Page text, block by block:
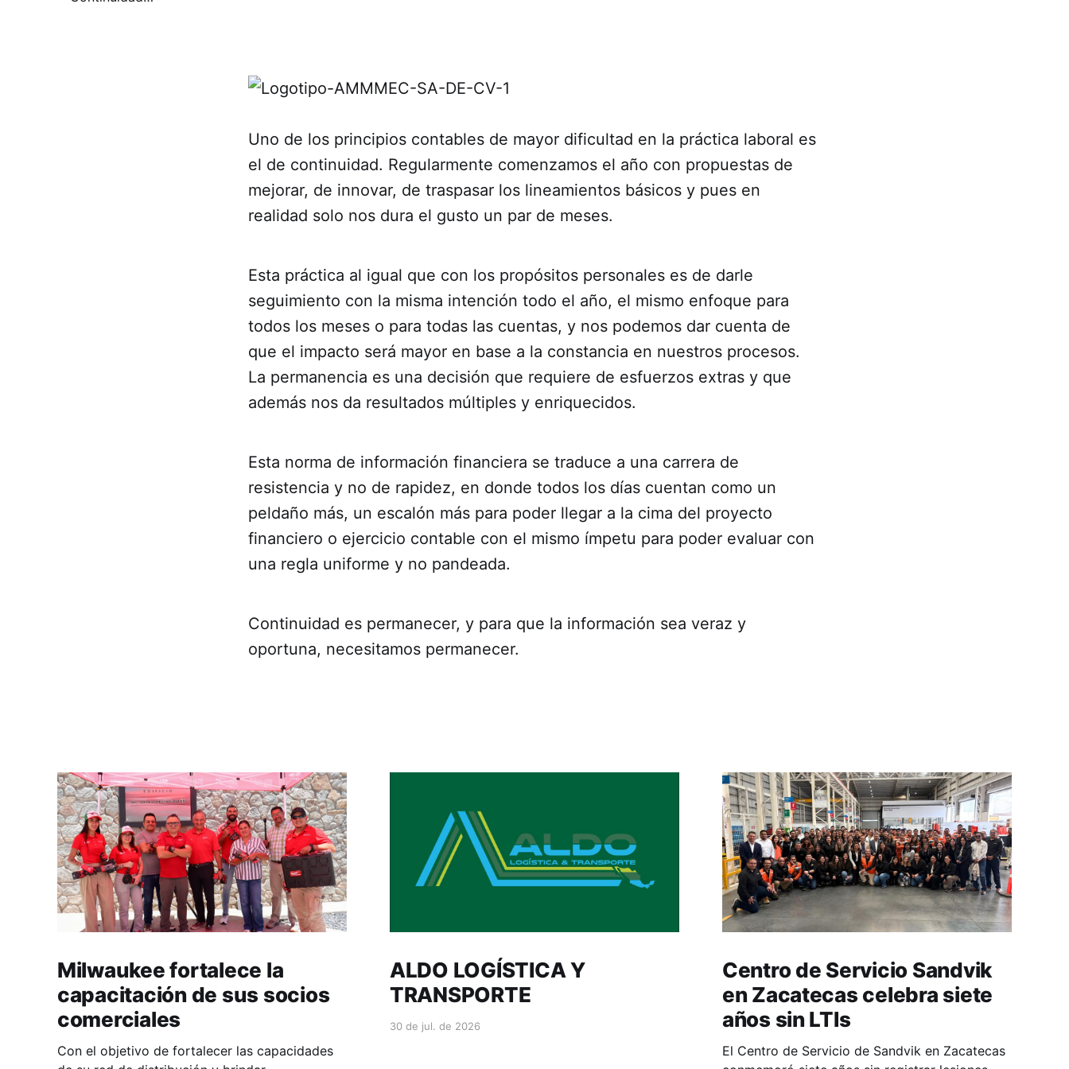
Uno de los principios contables de mayor dificultad en la práctica laboral es
el de continuidad. Regularmente comenzamos el año con propuestas de
mejorar, de innovar, de traspasar los lineamientos básicos y pues en
realidad solo nos dura el gusto un par de meses.
Esta práctica al igual que con los propósitos personales es de darle
seguimiento con la misma intención todo el año, el mismo enfoque para
todos los meses o para todas las cuentas, y nos podemos dar cuenta de
que el impacto será mayor en base a la constancia en nuestros procesos.
La permanencia es una decisión que requiere de esfuerzos extras y que
además nos da resultados múltiples y enriquecidos.
Esta norma de información financiera se traduce a una carrera de
resistencia y no de rapidez, en donde todos los días cuentan como un
peldaño más, un escalón más para poder llegar a la cima del proyecto
financiero o ejercicio contable con el mismo ímpetu para poder evaluar con
una regla uniforme y no pandeada.
Continuidad es permanecer, y para que la información sea veraz y
oportuna, necesitamos permanecer.
Milwaukee fortalece la
capacitación de sus socios
comerciales
Con el objetivo de fortalecer las capacidades
ALDO LOGÍSTICA Y
TRANSPORTE
30 de jul. de 2026
Centro de Servicio Sandvik
en Zacatecas celebra siete
años sin LTIs
El Centro de Servicio de Sandvik en Zacatecas